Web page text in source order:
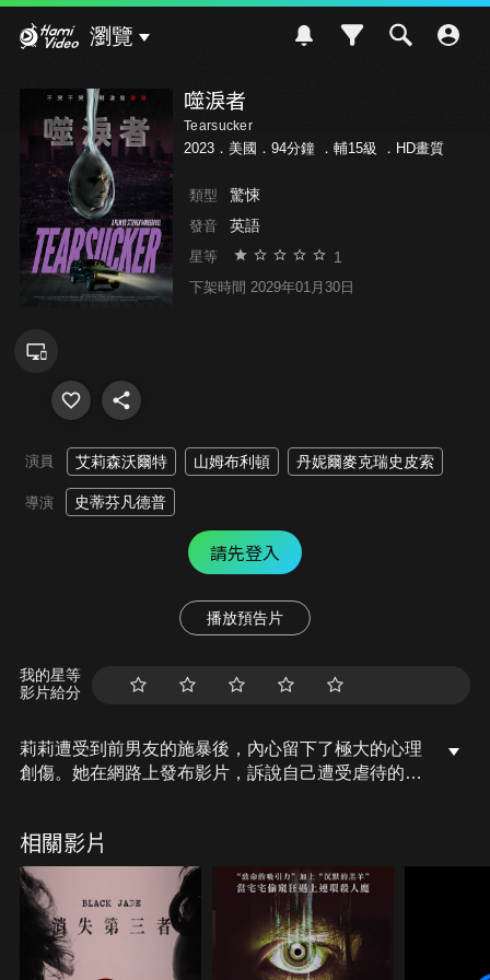
瀏覽
噬淚者
Tearsucker
2023．美國．94分鐘 ． 輔15級 ．HD畫質
類型 驚悚
發音 英語
星等 1
下架時間 2029年01月30日
演員 艾莉森沃爾特 山姆布利頓 丹妮爾麥克瑞史皮索
導演 史蒂芬凡德普
請先登入
播放預告片
我的星等
影片給分
莉莉遭受到前男友的施暴後，內心留下了極大的心理
創傷。她在網路上發布影片，訴說自己遭受虐待的過
水感到異常興奮的連環殺手湯姆，他有如聞到血腥味
的鯊魚般，精心策畫一場邂逅來接近莉莉，當莉莉沉
浸在他溫柔體貼的假象中，湯姆開始利用各種手段刺
激她，越發興奮的湯姆已不顧偽裝，為達到目的他將
使出更扭曲的手段……
相關影片